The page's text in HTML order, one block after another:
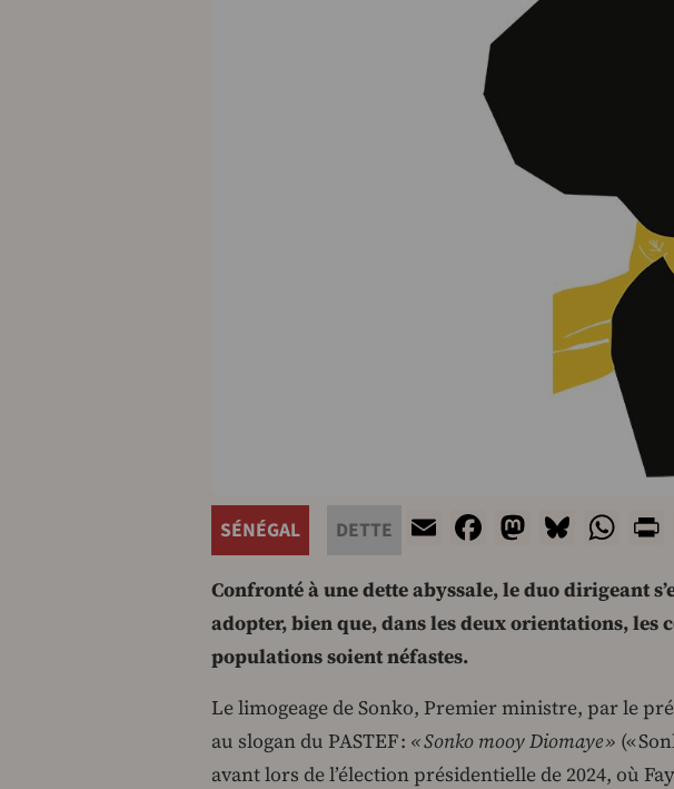
SÉNÉGAL DETTE EmailFacebook
Mastodon
Confronté à une dette abyssale, le duo dirigeant
adopter, bien que, dans les deux orientations, les
populations soient néfastes.
Le limogeage de Sonko, Premier ministre, par le
au slogan du PASTEF : « Sonko mooy Diomaye » («
avant lors de l’élection présidentielle de 2024, où